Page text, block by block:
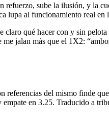
sube la ilusión, y la
lupa al funcionamiento real en
claro qué hacer con y sin
jalan más que el 1X2:
del mismo finde
en 3.25. Traducido a